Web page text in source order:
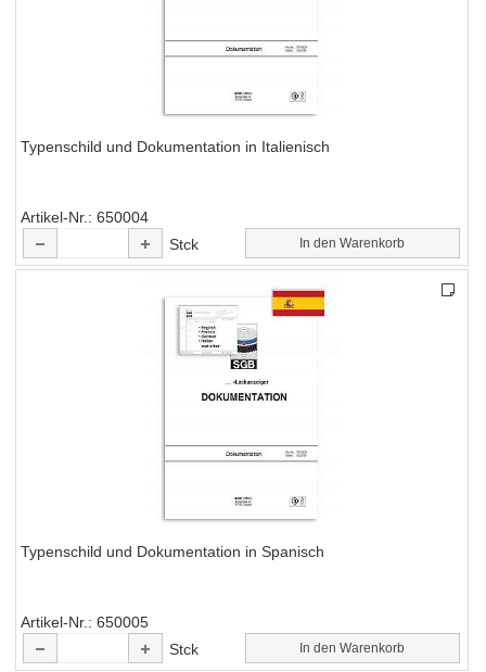
Typenschild und Dokumentation in Italienisch
Artikel-Nr. 650004
Stck
In den Warenkorb
Typenschild und Dokumentation in Spanisch
Artikel-Nr.
650005
Stck
In den Warenkorb